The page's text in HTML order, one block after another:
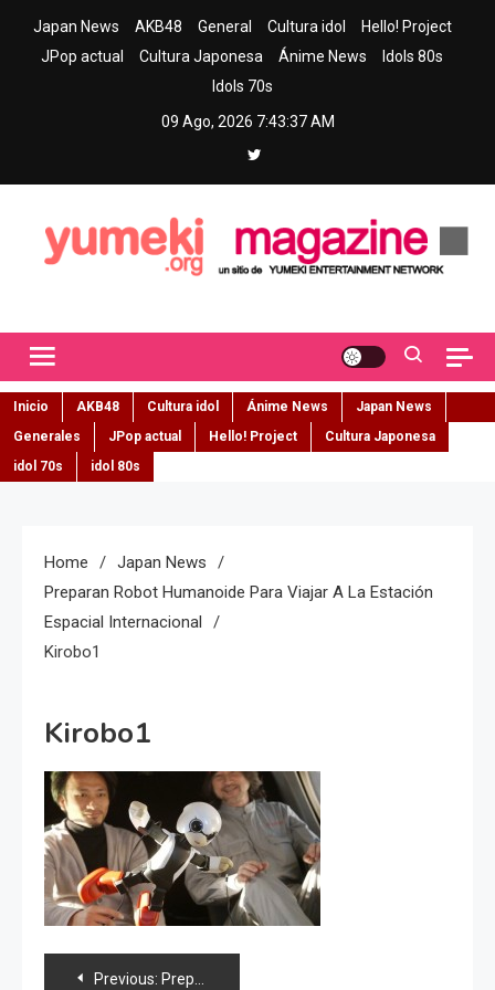
Japan News AKB48 General Cultura idol
Hello! Project
JPop actual
Cultura Japonesa Ánime News
Idols 80s
Idols 70s
09 Ago, 2026 7:43:38 AM
Inicio AKB48 Cultura idol Ánime News
Japan News
Generales
JPop actual Hello! Project
Cultura Japonesa
idol 70s
idol 80s
Home
Japan News
Preparan Robot Humanoide Para Viajar A La Estación
Espacial Internacional
Kirobo1
Kirobo1
Navegación
Previous: Preparan robot humanoide para viajar a la estación espacial internacional